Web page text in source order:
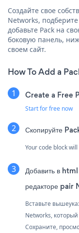
Создайте свое
Networks,
добавьте Pack на
боковую панель,
своем сайт.
How To Add a
Create a Free
Start for free now
Скопируйте
Your code block
Добавить в
редакторе pair
Вставьте
Networks,
Сохраните,